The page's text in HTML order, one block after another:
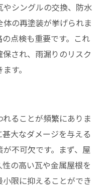
シングルの交換、防水
の再塗装が挙げられま
点検も重要です。これ
され、雨漏りのリスク
す。
ることが頻繁にありま
大なダメージを与える
不可欠です。まず、屋
の高い瓦や金属屋根を
限に抑えることができ